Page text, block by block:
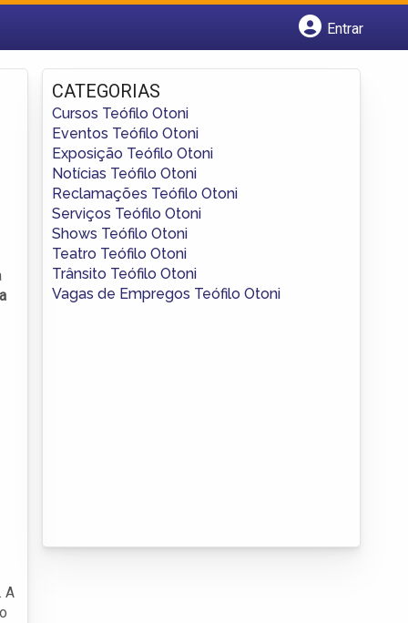
Entrar
Fazer login
Criar conta
A
CATEGORIAS
Cursos Teófilo Otoni
Eventos Teófilo Otoni
Exposição Teófilo Otoni
Notícias Teófilo Otoni
Reclamações Teófilo Otoni
Serviços Teófilo Otoni
Shows Teófilo Otoni
Teatro Teófilo Otoni
Trânsito Teófilo Otoni
Vagas de Empregos Teófilo Otoni